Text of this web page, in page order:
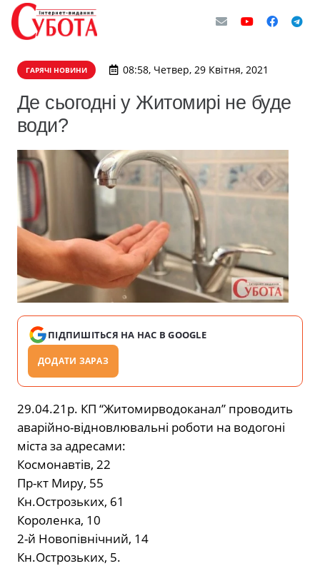
ГАРЯЧІ НОВИНИ 08:58, Четвер, 29 Квітня, 2021
Де сьогодні у Житомирі не буде
води?
ПІДПИШІТЬСЯ НА НАС В GOOGLE
ДОДАТИ ЗАРАЗ
29.04.21р. КП “Житомирводоканал” проводить
аварійно-відновлювальні роботи на водогоні
міста за адресами:
Космонавтів, 22
Пр-кт Миру, 55
Кн.Острозьких, 61
Короленка, 10
2-й Новопівнічний, 14
Кн.Острозьких, 5.